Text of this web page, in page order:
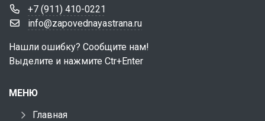
+7 (911) 410-0221
info@zapovednayastrana.ru
Нашли ошибку? Сообщите нам!
Выделите и нажмите Ctr+Enter
МЕНЮ
Главная